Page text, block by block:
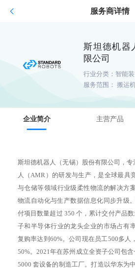
服务商详情
斯坦德机器
限公司
行业分类： 智能
服务范围：
搬运
企业简介 主营产品
斯坦德机器人（无锡）股份有限公司，
人（AMR）的研发与生产，是全球最具
与仓储等领域行业级柔性物流的解决方
物流自动化与生产数据信息化同步升级
付项目数量超过 350 个，累计交付产品
子和半导体行业的龙头企业的市场占有
复购率达到60%。公司现在员工500多人
50%。2021年在苏州成立全资子公司包
5000 套设备的制造工厂。打造以华东为